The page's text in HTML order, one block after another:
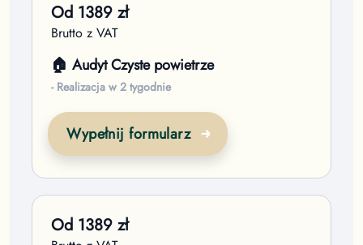
Od 1389 zł
Brutto z VAT
🏠 Audyt Czyste powietrze
- Realizacja w 2 tygodnie
Wypełnij formularz
Od 1389 zł